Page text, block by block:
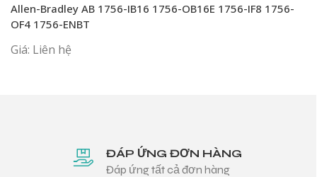
Allen-Bradley AB 1756-IB16 1756-OB16E 1756-IF8 1756-
OF4 1756-ENBT
Giá: Liên hệ
ĐÁP ỨNG ĐƠN HÀNG
Đáp ứng tất cả đơn hàng